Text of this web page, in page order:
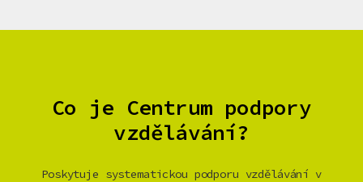
Co je Centrum podpory
vzdělávání?
Poskytuje systematickou podporu vzdělávání v